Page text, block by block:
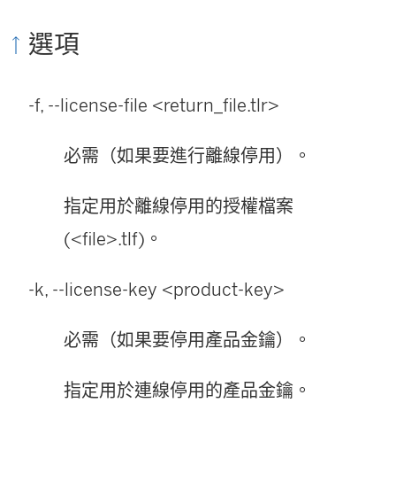
選項
-f, --license-file <return_file.tlr>
必需（如果要進行離線停用）。
指定用於離線停用的授權檔案
(<file>.tlf)。
-k, --license-key <product-key>
必需（如果要停用產品金鑰）。
指定用於連線停用的產品金鑰。